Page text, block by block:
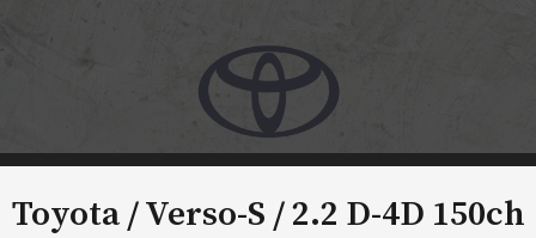
Toyota / Verso-S /2.2 D-4D 150ch